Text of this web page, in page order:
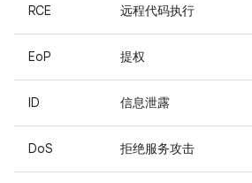
RCE 远程代码执行
EoP 提权
ID 信息泄露
DoS 拒绝服务攻击